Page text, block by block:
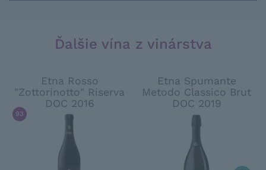
Ďalšie vína z vinárstva
Etna Rosso
"Zottorinotto" Riserva
DOC 2016
93 FALSTAFF
Etna Spumante
Metodo Classico Brut
DOC 2019